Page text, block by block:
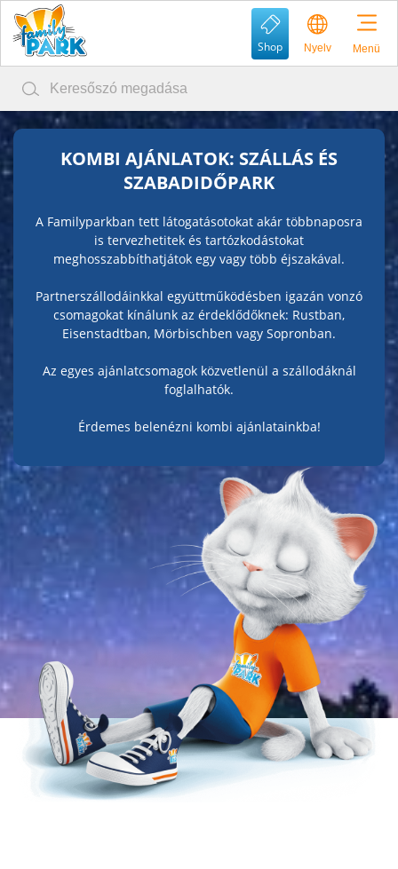
Shop Nyelv Menü
KOMBI AJÁNLATOK: SZÁLLÁS ÉS
SZABADIDŐPARK
A Familyparkban tett látogatásotokat akár többnaposra
is tervezhetitek és tartózkodástokat
meghosszabbíthatjátok egy vagy több éjszakával.
Partnerszállodáinkkal együttműködésben igazán vonzó
csomagokat kínálunk az érdeklődőknek: Rustban,
Eisenstadtban, Mörbischben vagy Sopronban.
Az egyes ajánlatcsomagok közvetlenül a szállodáknál
foglalhatók.
Érdemes belenézni kombi ajánlatainkba!